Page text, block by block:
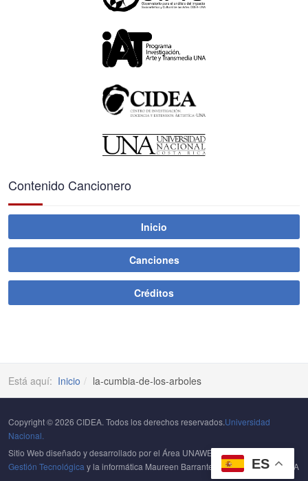
ES
Contenido Cancionero
Inicio
Canciones
Créditos
Está aquí: Inicio la-cumbia-de-los-arboles
Copyright © 2026 CIDEA. Todos los derechos reservados.Universidad
Nacional.
Sitio Web diseñado y desarrollado por el Área UNAWEB delCentro de
Gestión Tecnológica y la informática Maureen Barrantes Portuguez del CIDEA